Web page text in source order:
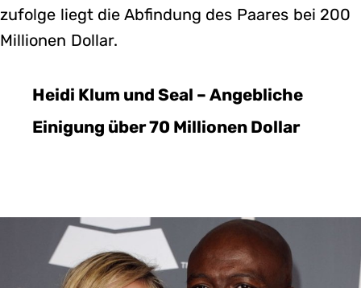
zufolge liegt die Abfindung des Paares bei 200
Millionen Dollar.
Heidi Klum und Seal – Angebliche
Einigung über 70 Millionen Dollar